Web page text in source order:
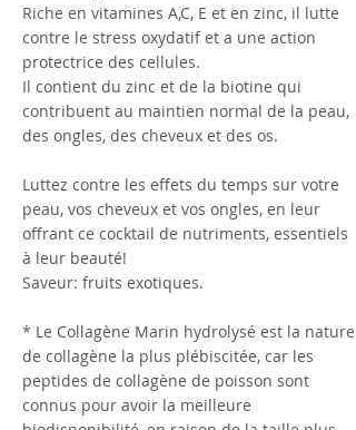
Riche en vitamines A,C, E et en zinc, il lutte
contre le stress oxydatif et a une action
protectrice des cellules.
Il contient du zinc et de la biotine qui
contribuent au maintien normal de la peau,
des ongles, des cheveux et des os.
Luttez contre les effets du temps sur votre
peau, vos cheveux et vos ongles, en leur
offrant ce cocktail de nutriments, essentiels
à leur beauté!
Saveur: fruits exotiques.
* Le Collagène Marin hydrolysé est la nature
de collagène la plus plébiscitée, car les
peptides de collagène de poisson sont
connus pour avoir la meilleure